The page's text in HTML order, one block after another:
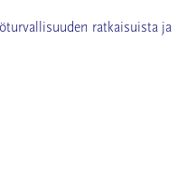
ratkaisuista ja